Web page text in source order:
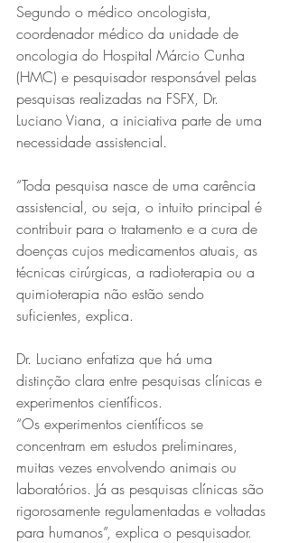
Segundo o médico oncologista,
coordenador médico da unidade de
oncologia do Hospital Márcio Cunha
(HMC) e pesquisador responsável pelas
pesquisas realizadas na FSFX, Dr.
Luciano Viana, a iniciativa parte de uma
necessidade assistencial.
“Toda pesquisa nasce de uma carência
assistencial, ou seja, o intuito principal é
contribuir para o tratamento e a cura de
doenças cujos medicamentos atuais, as
técnicas cirúrgicas, a radioterapia ou a
quimioterapia não estão sendo
suficientes, explica.
Dr. Luciano enfatiza que há uma
distinção clara entre pesquisas clínicas e
experimentos científicos.
“Os experimentos científicos se
concentram em estudos preliminares,
muitas vezes envolvendo animais ou
laboratórios. Já as pesquisas clínicas são
rigorosamente regulamentadas e voltadas
para humanos”, explica o pesquisador.